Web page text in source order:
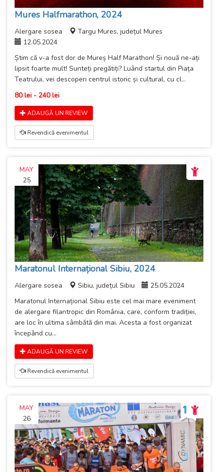
Mures Halfmarathon, 2024
Alergare sosea
Targu Mures, județul Mures
12.05.2024
Știm că v-a fost dor de Mureș Half Marathon! Și nouă ne-ați
lipsit foarte mult! Sunteți pregătiți? Luând startul din Piața
Teatrului, vei descoperi centrul istoric și cultural, cu cl...
80 lei - 240 lei
ADAUGĂ UN REVIEW
Revendică evenimentul
MAY
25
Maratonul Internațional Sibiu, 2024
Alergare sosea Sibiu, județul Sibiu
25.05.2024
Maratonul Internațional Sibiu este cel mai mare eveniment
de alergare filantropic din România, care, conform tradiției,
are loc în ultima sâmbătă din mai. Acesta a fost organizat
începând cu...
ADAUGĂ UN REVIEW
Revendică evenimentul
MAY
26